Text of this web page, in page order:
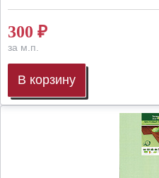
300 ₽
за м.п.
В корзину